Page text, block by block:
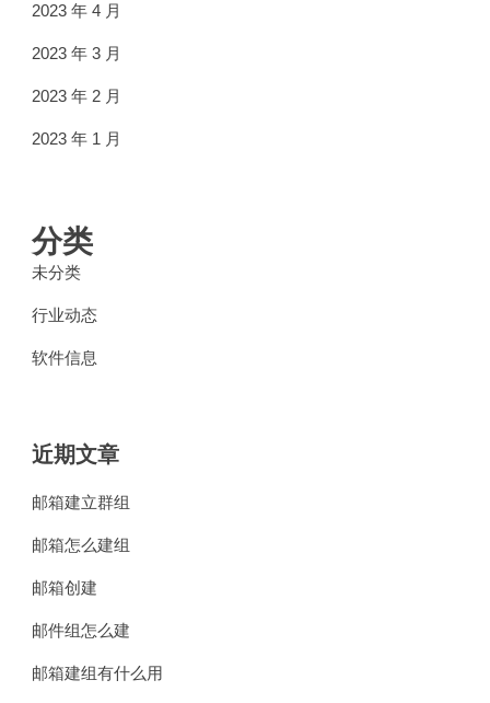
2023 年 4 月
2023 年 3 月
2023 年 2 月
2023 年 1 月
分类
未分类
行业动态
软件信息
近期文章
邮箱建立群组
邮箱怎么建组
邮箱创建
邮件组怎么建
邮箱建组有什么用